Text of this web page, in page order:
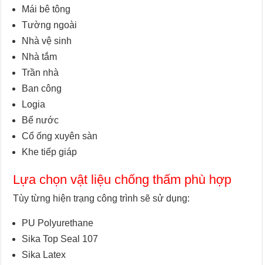
Mái bê tông
Tường ngoài
Nhà vệ sinh
Nhà tắm
Trần nhà
Ban công
Logia
Bể nước
Cổ ống xuyên sàn
Khe tiếp giáp
Lựa chọn vật liệu chống thấm phù hợp
Tùy từng hiện trạng công trình sẽ sử dụng:
PU Polyurethane
Sika Top Seal 107
Sika Latex